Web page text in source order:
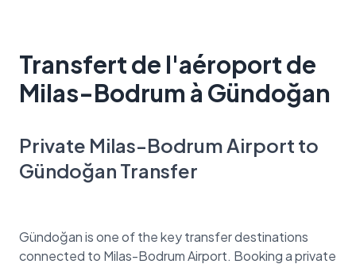
Transfert de l'aéroport de
Milas-Bodrum à Gündoğan
Private Milas-Bodrum Airport to
Gündoğan Transfer
Gündoğan is one of the key transfer destinations
connected to Milas-Bodrum Airport. Booking a private